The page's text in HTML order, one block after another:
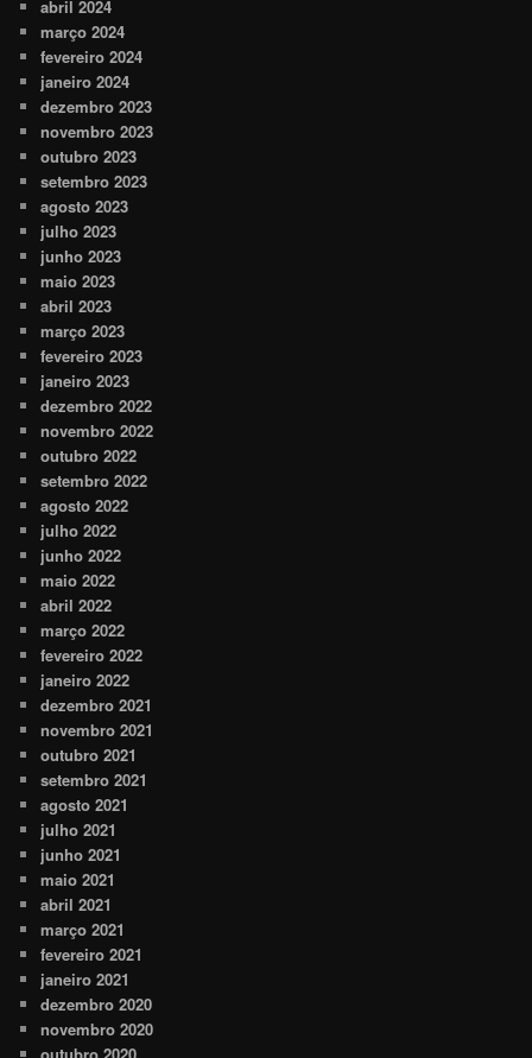
abril 2024
março 2024
fevereiro 2024
janeiro 2024
dezembro 2023
novembro 2023
outubro 2023
setembro 2023
agosto 2023
julho 2023
junho 2023
maio 2023
abril 2023
março 2023
fevereiro 2023
janeiro 2023
dezembro 2022
novembro 2022
outubro 2022
setembro 2022
agosto 2022
julho 2022
junho 2022
maio 2022
abril 2022
março 2022
fevereiro 2022
janeiro 2022
dezembro 2021
novembro 2021
outubro 2021
setembro 2021
agosto 2021
julho 2021
junho 2021
maio 2021
abril 2021
março 2021
fevereiro 2021
janeiro 2021
dezembro 2020
novembro 2020